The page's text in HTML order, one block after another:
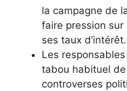
la campagne de
faire pression sur
ses taux d’intérêt.
Les
tabou habituel
controverses